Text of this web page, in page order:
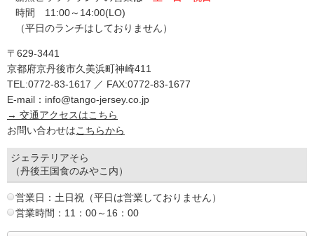
時間 11:00～14:00(LO)
（平日のランチはしておりません）
〒629-3441
京都府京丹後市久美浜町神崎411
TEL:0772-83-1617 ／ FAX:0772-83-1677
E-mail：info@tango-jersey.co.jp
→ 交通アクセスはこちら
お問い合わせはこちらから
ジェラテリアそら
（丹後王国食のみやこ内）
営業日：土日祝（平日は営業しておりません）
営業時間：11：00～16：00